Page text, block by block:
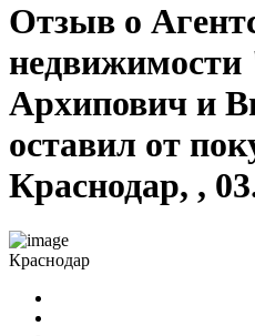
Отзыв о
Архипович и
оставил от
Краснодар, ,
Краснодар